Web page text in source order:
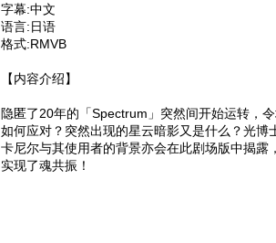
字幕:中文
语言:日语
格式:RMVB
【内容介绍】
隐匿了20年的「Spectrum」突然间开始运转，
如何应对？突然出现的星云暗影又是什么？光博
卡尼尔与其使用者的背景亦会在此剧场版中揭
实现了魂共振！